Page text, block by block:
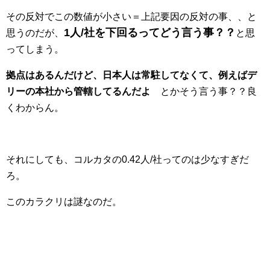
その反対でこの数値が小さい＝上記要因の反対の事、、と
思うのだが、 1人/社を下回るってどう言う事？？ と思
ってしまう。
拠点はあるんだけど、日本人は常駐してなくて、例えばデ
リーの本社から管轄してるんだよ
とかそう言う事？？良
くわからん。
それにしても、コルカタの0.42人/社ってのは少なすぎだ
ろ。
このカラクリは謎なのだ。